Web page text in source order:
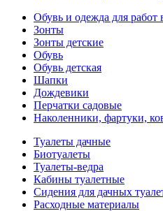
Обувь и одежда для работ
Зонты
Зонты детские
Обувь
Обувь детская
Шапки
Дождевики
Перчатки садовые
Наколенники, фартуки,
Туалеты дачные
Биотуалеты
Туалеты-ведра
Кабины туалетные
Сидения для дачных
Расходные материалы